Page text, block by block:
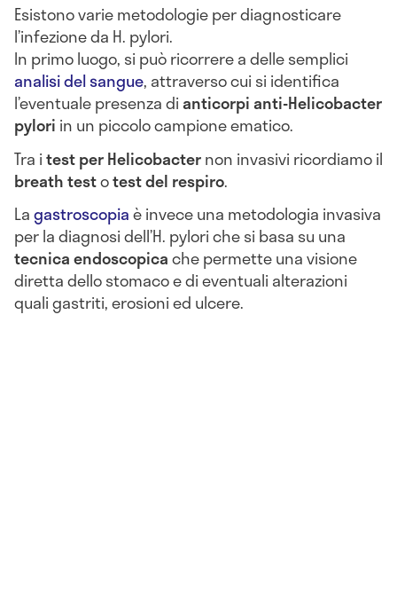
Esistono varie metodologie per diagnosticare
l’infezione da H. pylori.
In primo luogo, si può ricorrere a delle semplici
analisi del sangue, attraverso cui si identifica
l’eventuale presenza dianticorpi anti-Helicobacter
pylori in un piccolo campione ematico.
Tra itest per Helicobacternon invasivi ricordiamo il
breath testotest del respiro.
Lagastroscopiaè invece una metodologia invasiva
per la diagnosi dell’H. pylori che si basa su una
tecnica endoscopicache permette una visione
diretta dello stomaco e di eventuali alterazioni
quali gastriti, erosioni ed ulcere.